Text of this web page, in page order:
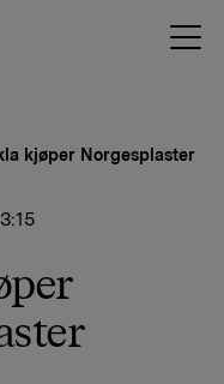
kjøper Norgesplaster